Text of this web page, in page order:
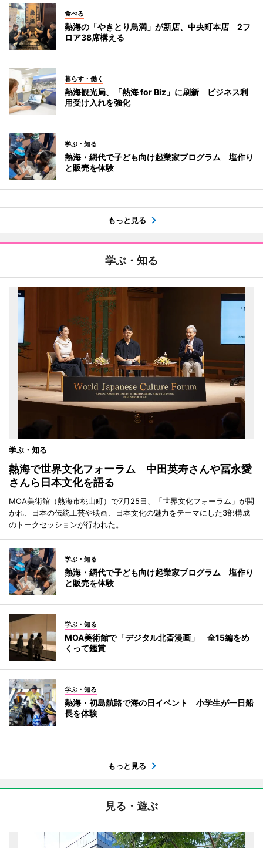
食べる
熱海の「やきとり鳥満」が新店、中央町本店 2フ
ロア38席構える
暮らす・働く
熱海観光局、「熱海 for Biz」に刷新 ビジネス利
用受け入れを強化
学ぶ・知る
熱海・網代で子ども向け起業家プログラム 塩作り
と販売を体験
もっと見る
学ぶ・知る
学ぶ・知る
熱海で世界文化フォーラム 中田英寿さんや冨永愛
さんら日本文化を語る
MOA美術館（熱海市桃山町）で7月25日、「世界文化フォーラム」が開
かれ、日本の伝統工芸や映画、日本文化の魅力をテーマにした3部構成
のトークセッションが行われた。
学ぶ・知る
熱海・網代で子ども向け起業家プログラム 塩作り
と販売を体験
学ぶ・知る
MOA美術館で「デジタル北斎漫画」 全15編をめ
くって鑑賞
学ぶ・知る
熱海・初島航路で海の日イベント 小学生が一日船
長を体験
もっと見る
見る・遊ぶ